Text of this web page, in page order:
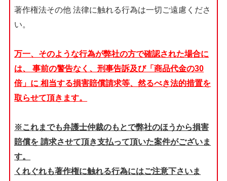
著作権法その他 法律に触れる行為は一切ご遠慮くださ
い。
万一、そのような行為が弊社の方で確認された場合に
は、
事前の警告なく、刑事告訴及び「商品代金の30
倍」に 相当する損害賠償請求等、然るべき法的措置を
取らせて頂きます。
※これまでも弁護士仲裁のもとで弊社のほうから損害
賠償を 請求させて頂き支払って頂いた案件がございま
す。
くれぐれも著作権に触れる行為にはご注意下さいま